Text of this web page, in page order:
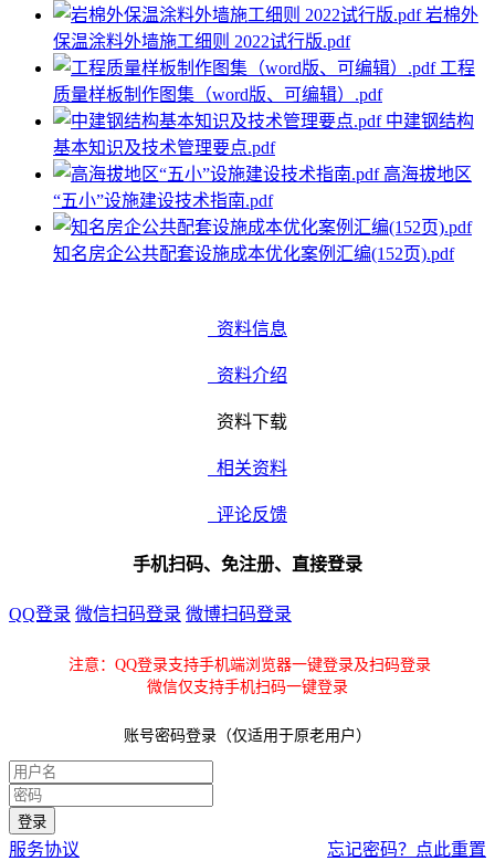
岩棉外
保温涂料外墙施工细则 2022试行版.pdf
工程
质量样板制作图集（word版、可编辑）.pdf
中建钢结构
基本知识及技术管理要点.pdf
高海拔地区
“五小”设施建设技术指南.pdf
知名房企公共配套设施成本优化案例汇编(152页).pdf
资料信息
资料介绍
资料下载
相关资料
评论反馈
手机扫码、免注册、直接登录
QQ登录 微信扫码登录 微博扫码登录
注意：QQ登录支持手机端浏览器一键登录及扫码登录
微信仅支持手机扫码一键登录
账号密码登录（仅适用于原老用户）
服务协议 忘记密码？点此重置